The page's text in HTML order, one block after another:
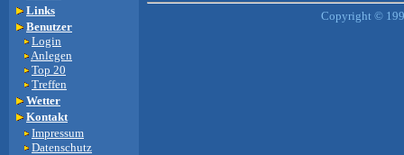
Links
Benutzer
Login
Anlegen
Top 20
Treffen
Wetter
Kontakt
Impressum
Datenschutz
Copyright ©